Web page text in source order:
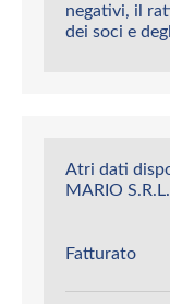
negativi, il
dei soci e
Atri dati
MARIO
Fatturato